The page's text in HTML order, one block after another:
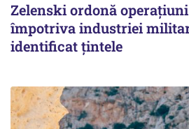
Zelenski ordonă
împotriva industriei
identificat țintele